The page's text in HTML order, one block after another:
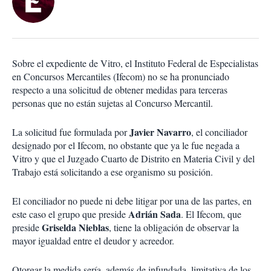
e
s
o
m
p
a
i
r
r
Sobre el expediente de Vitro, el Instituto Federal de Especialistas
en Concursos Mercantiles (Ifecom) no se ha pronunciado
respecto a una solicitud de obtener medidas para terceras
personas que no están sujetas al Concurso Mercantil.
La solicitud fue formulada porJavier Navarro, el conciliador
designado por el Ifecom, no obstante que ya le fue negada a
Vitro y que el Juzgado Cuarto de Distrito en Materia Civil y del
Trabajo está solicitando a ese organismo su posición.
El conciliador no puede ni debe litigar por una de las partes, en
este caso el grupo que presideAdrián Sada. El Ifecom, que
presideGriselda Nieblas, tiene la obligación de observar la
mayor igualdad entre el deudor y acreedor.